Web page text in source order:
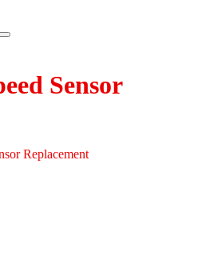
Sensor
Replacement